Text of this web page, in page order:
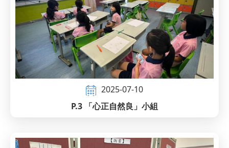
2025-07-10
P.3 「心正自然良」小組